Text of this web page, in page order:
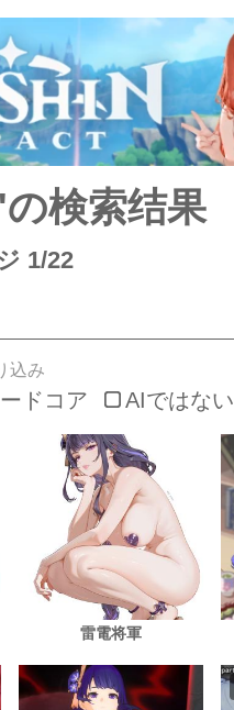
検索结果
1/22
込み
ドコア AIではない
雷電将軍